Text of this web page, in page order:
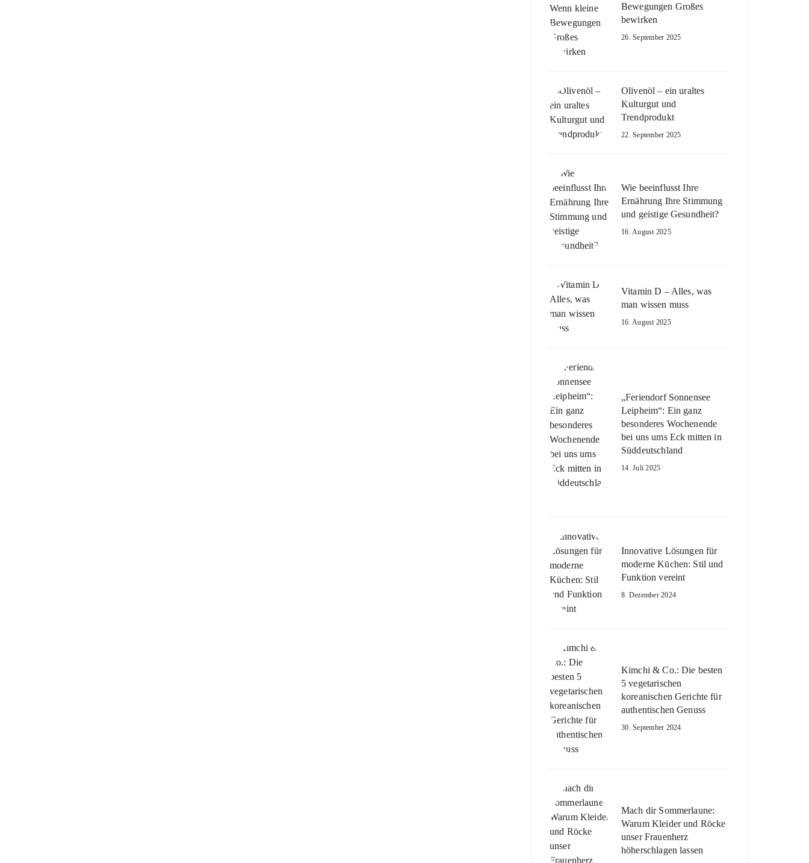
Bewegungen Großes
bewirken
26. September 2025
Olivenöl – ein uraltes
Kulturgut und
Trendprodukt
22. September 2025
Wie beeinflusst Ihre
Ernährung Ihre Stimmung
und geistige Gesundheit?
16. August 2025
Vitamin D – Alles, was
man wissen muss
16. August 2025
„Feriendorf Sonnensee
Leipheim“: Ein ganz
besonderes Wochenende
bei uns ums Eck mitten in
Süddeutschland
14. Juli 2025
Innovative Lösungen für
moderne Küchen: Stil und
Funktion vereint
8. Dezember 2024
Kimchi & Co.: Die besten
5 vegetarischen
koreanischen Gerichte für
authentischen Genuss
30. September 2024
Mach dir Sommerlaune:
Warum Kleider und Röcke
unser Frauenherz
höherschlagen lassen